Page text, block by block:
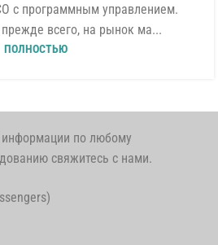
с программным управлением.
всего, на рынок ма...
ПОЛНОСТЬЮ
по любому
свяжитесь с нами.